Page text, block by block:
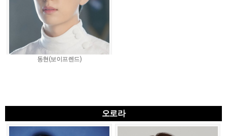
동현(보이프렌드)
오로라